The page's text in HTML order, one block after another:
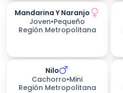
Mandarina Y Naranjo
Joven•Pequeño
Región Metropolitana
Nilo
Cachorro•Mini
Región Metropolitana